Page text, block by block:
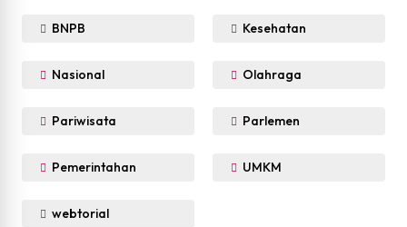
BNPB Kesehatan
Nasional Olahraga
Pariwisata Parlemen
Pemerintahan UMKM
webtorial